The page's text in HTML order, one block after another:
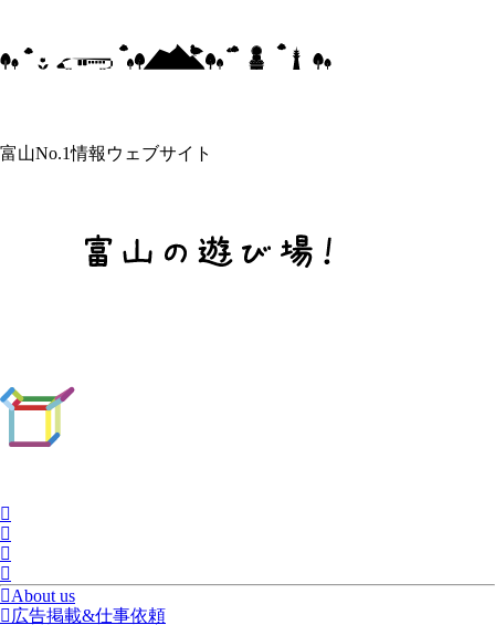
富山No.1情報ウェブサイト
About us
広告掲載&仕事依頼